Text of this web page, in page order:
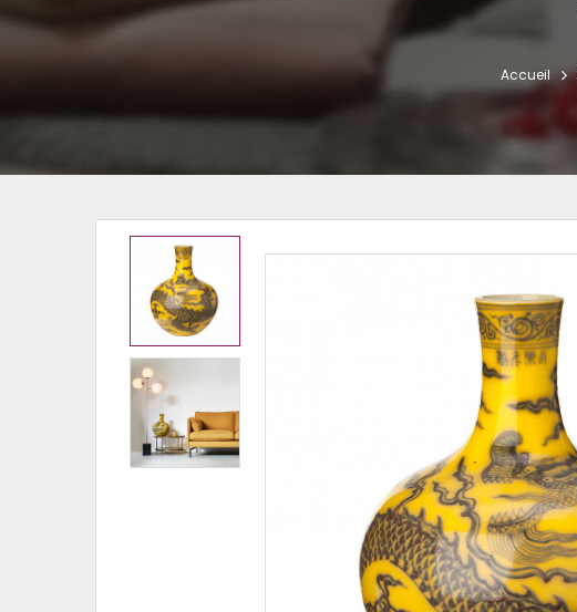
Accueil